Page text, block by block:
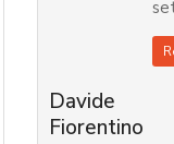
Davide
Fiorentino